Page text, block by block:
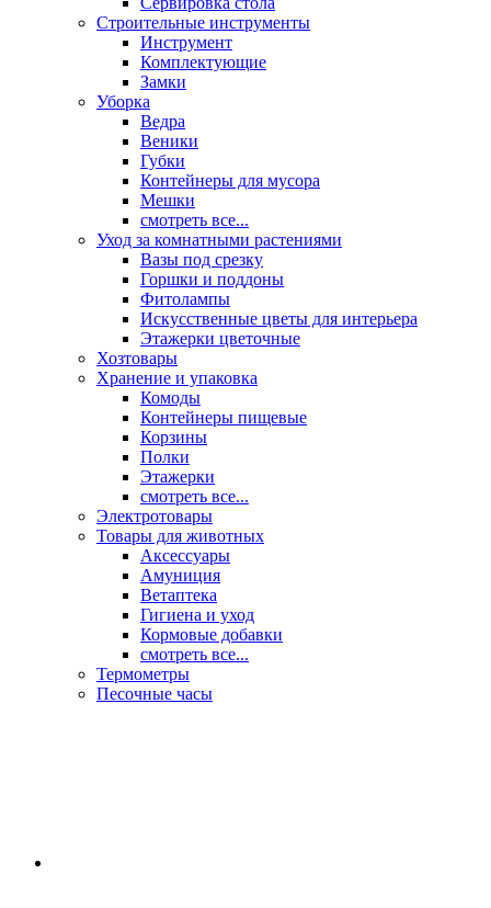
Строительные инструменты
Инструмент
Комплектующие
Замки
Уборка
Ведра
Веники
Губки
Контейнеры для мусора
Мешки
смотреть все...
Уход за комнатными растениями
Вазы под срезку
Горшки и поддоны
Фитолампы
Искусственные цветы для интерьера
Этажерки цветочные
Хозтовары
Хранение и упаковка
Комоды
Контейнеры пищевые
Корзины
Полки
Этажерки
смотреть все...
Электротовары
Товары для животных
Аксессуары
Амуниция
Ветаптека
Гигиена и уход
Кормовые добавки
смотреть все...
Термометры
Песочные часы